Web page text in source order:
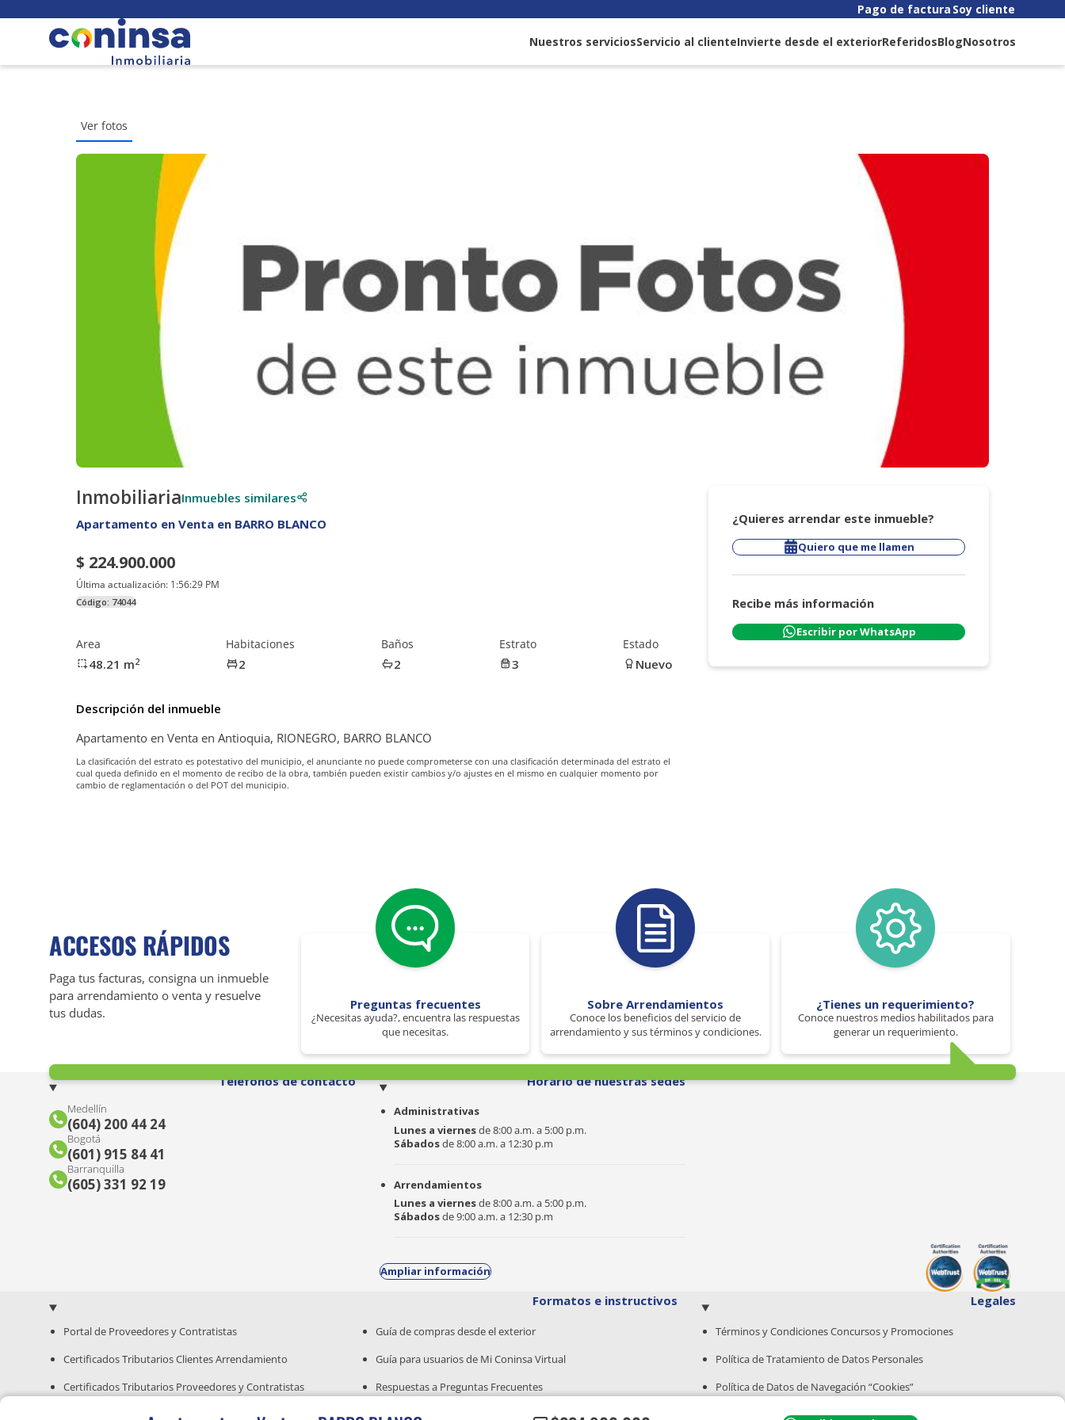
Pago de factura Soy cliente
Nuestros serviciosServicio al clienteInvierte desde el exteriorReferidosBlogNosotros
Ver fotos
InmobiliariaInmuebles similares
Apartamento en Venta en BARRO BLANCO
$ 224.900.000
Última actualización: 1:56:29 PM
Código: 74044
Area
48.21 m2
Habitaciones
2
Baños
2
Estrato
3
Estado
Nuevo
Descripción del inmueble
Apartamento en Venta en Antioquia, RIONEGRO, BARRO BLANCO
La clasificación del estrato es potestativo del municipio, el anunciante no puede comprometerse con una clasificación determinada del estrato el
cual queda definido en el momento de recibo de la obra, también pueden existir cambios y/o ajustes en el mismo en cualquier momento por
cambio de reglamentación o del POT del municipio.
¿Quieres arrendar este inmueble?
Quiero que me llamen
Recibe más información
Escribir por WhatsApp
ACCESOS RÁPIDOS
Paga tus facturas, consigna un inmueble
para arrendamiento o venta y resuelve
tus dudas.
Preguntas frecuentes
¿Necesitas ayuda?, encuentra las respuestas
que necesitas.
Sobre Arrendamientos
Conoce los beneficios del servicio de
arrendamiento y sus términos y condiciones.
¿Tienes un requerimiento?
Conoce nuestros medios habilitados para
generar un requerimiento.
Teléfonos de contacto
Medellín
(604) 200 44 24
Bogotá
(601) 915 84 41
Barranquilla
(605) 331 92 19
Horario de nuestras sedes
Administrativas
Lunes a viernesde 8:00 a.m. a 5:00 p.m.
Sábadosde 8:00 a.m. a 12:30 p.m
Arrendamientos
Lunes a viernesde 8:00 a.m. a 5:00 p.m.
Sábadosde 9:00 a.m. a 12:30 p.m
Ampliar información
Formatos e instructivos
Portal de Proveedores y Contratistas
Certificados Tributarios Clientes Arrendamiento
Certificados Tributarios Proveedores y Contratistas
Guía para Compra de Inmuebles Nuevos
Guía de compras desde el exterior
Guía para usuarios de Mi Coninsa Virtual
Respuestas a Preguntas Frecuentes
Legales
Términos y Condiciones Concursos y Promociones
Política de Tratamiento de Datos Personales
Política de Datos de Navegación “Cookies”